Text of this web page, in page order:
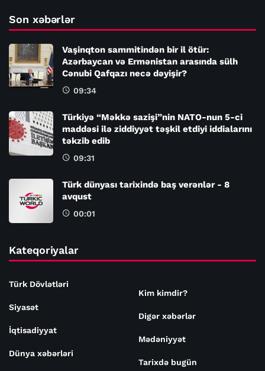
Son xəbərlər
Vaşinqton sammitindən bir il ötür:
Azərbaycan və Ermənistan arasında sülh
Cənubi Qafqazı necə dəyişir?
09:34
Türkiyə “Məkkə sazişi”nin NATO-nun 5-ci
maddəsi ilə ziddiyyət təşkil etdiyi iddialarını
təkzib edib
09:31
Türk dünyası tarixində baş verənlər - 8
avqust
00:01
Kateqoriyalar
Türk Dövlətləri
Siyasət
İqtisadiyyat
Dünya xəbərləri
Kim kimdir?
Digər xəbərlər
Mədəniyyət
Tarixdə bugün